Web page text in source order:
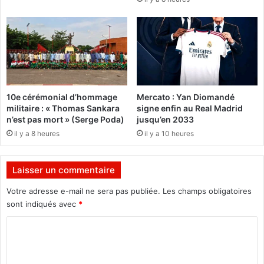
i
n
s
i
t
e
n
s
i
f
s
u
x
t
r
u
s
s
e
s
e
f
a
10e cérémonial d’hommage
militaire : « Thomas Sankara
n’est pas mort » (Serge Poda)
il y a 8 heures
Mercato : Yan Diomandé
signe enfin au Real Madrid
jusqu’en 2033
il y a 10 heures
Laisser un commentaire
Votre adresse e-mail ne sera pas publiée. Les champs obligatoires
sont indiqués avec *